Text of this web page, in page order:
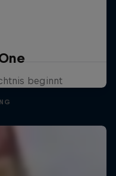
beginnt